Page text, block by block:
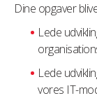
Dine opgaver
Lede
Lede
vores IT-